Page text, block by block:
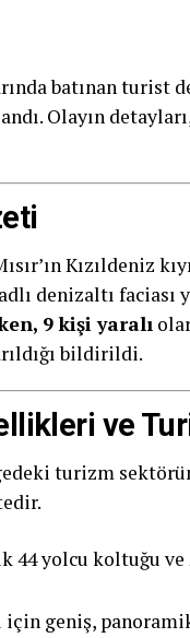
batınan turist
Olayın
Kızıldeniz
denizaltı faciası
9 kişi yaralı
bildirildi.
ve
turizm
44 yolcu koltuğu
için geniş,